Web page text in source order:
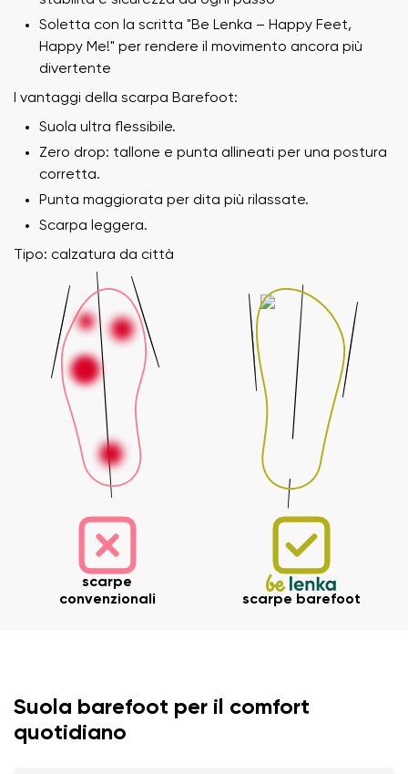
Soletta con la scritta "Be Lenka – Happy Feet,
Happy Me!" per rendere il movimento ancora più
divertente
I vantaggi della scarpa Barefoot:
Suola ultra flessibile.
Zero drop: tallone e punta allineati per una postura
corretta.
Punta maggiorata per dita più rilassate.
Scarpa leggera.
Tipo: calzatura da città
scarpe
convenzionali
scarpe barefoot
Suola barefoot per il comfort
quotidiano